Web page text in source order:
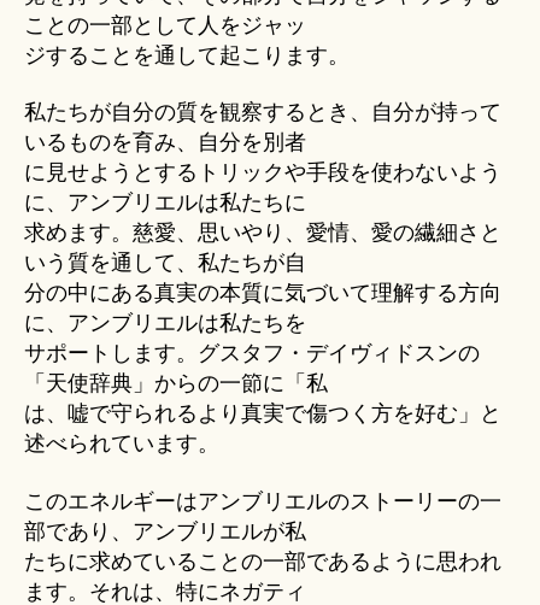
ことの一部として人をジャッ
ジすることを通して起こります。
私たちが自分の質を観察するとき、自分が持って
いるものを育み、自分を別者
に見せようとするトリックや手段を使わないよう
に、アンブリエルは私たちに
求めます。慈愛、思いやり、愛情、愛の繊細さと
いう質を通して、私たちが自
分の中にある真実の本質に気づいて理解する方向
に、アンブリエルは私たちを
サポートします。グスタフ・デイヴィドスンの
「天使辞典」からの一節に「私
は、嘘で守られるより真実で傷つく方を好む」と
述べられています。
このエネルギーはアンブリエルのストーリーの一
部であり、アンブリエルが私
たちに求めていることの一部であるように思われ
ます。それは、特にネガティ